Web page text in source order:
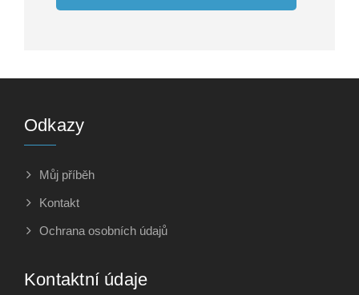
Odkazy
Můj příběh
Kontakt
Ochrana osobních údajů
Kontaktní údaje